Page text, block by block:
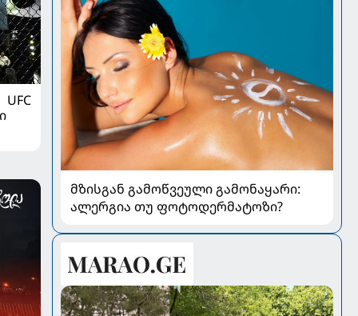
UFC
მზისგან გამოწვეული გამონაყარი:
ალერგია თუ ფოტოდერმატოზი?